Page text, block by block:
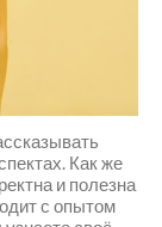
Как же
и полезна
с опытом